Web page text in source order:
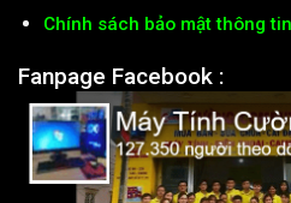
Chính sách bảo mật thông
Fanpage Facebook :